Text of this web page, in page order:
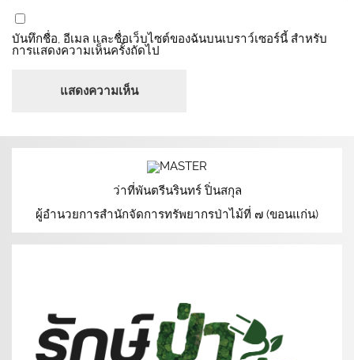
บันทึกชื่อ, อีเมล และชื่อเว็บไซต์ของฉันบนเบราว์เซอร์นี้ สำหรับ
การแสดงความเห็นครั้งถัดไป
ว่าที่พันตรีนรินทร์ ปิ่นสกุล
ผู้อำนวยการสำนักจัดการทรัพยากรป่าไม้ที่ ๗ (ขอนแก่น)